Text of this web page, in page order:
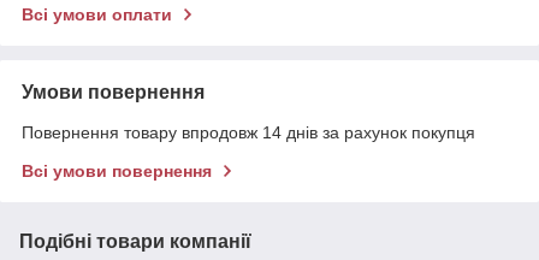
Всі умови оплати
Умови повернення
Повернення товару впродовж 14 днів за рахунок покупця
Всі умови повернення
Подібні товари компанії